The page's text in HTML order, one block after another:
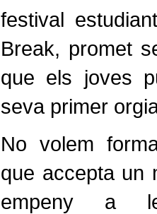
festival
Break, promet
que els joves
seva primer
No volem
que accepta un
empeny a